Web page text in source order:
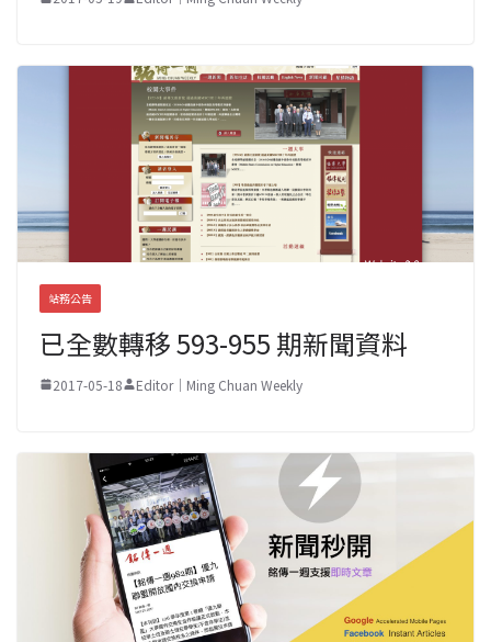
站務公告
已全數轉移 593-955 期新聞資料
2017-05-18 Editor｜Ming Chuan Weekly